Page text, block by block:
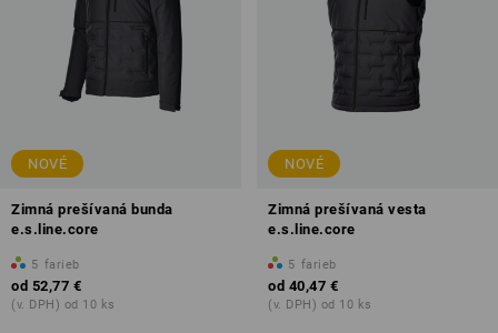
NOVÉ
Zimná prešívaná bunda
e.s.line.core
5 farieb
od 52,77 €
(v. DPH) od 10 ks
NOVÉ
Zimná prešívaná vesta
e.s.line.core
5 farieb
od 40,47 €
(v. DPH) od 10 ks